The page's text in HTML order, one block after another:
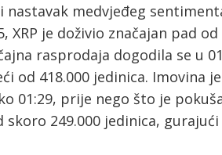
nastavak medvjeđeg
XRP je doživio značajan pad
rasprodaja dogodila se u
od 418.000 jedinica. Imovina
01:29, prije nego što je
249.000 jedinica,